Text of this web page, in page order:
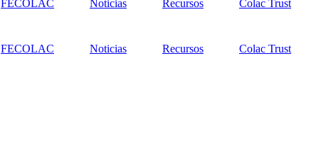
FECOLAC Noticias Recursos Colac Trust
FECOLAC Noticias Recursos
Colac Trust